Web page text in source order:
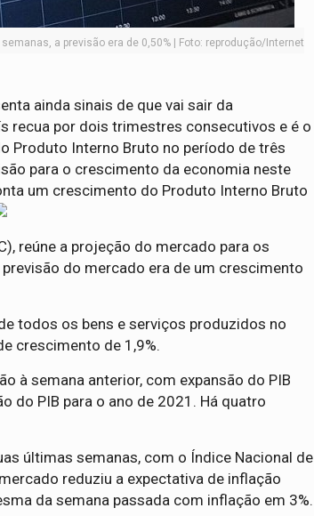
a previsão era de 0,50% | Foto: reprodução/Internet
ainda sinais de que vai sair da
recua por dois trimestres consecutivos e é o
Produto Interno Bruto no período de três
para o crescimento da economia neste
um crescimento do Produto Interno Bruto
reúne a projeção do mercado para os
do mercado era de um crescimento
todos os bens e serviços produzidos no
crescimento de 1,9%.
à semana anterior, com expansão do PIB
do PIB para o ano de 2021. Há quatro
últimas semanas, com o Índice Nacional de
reduziu a expectativa de inflação
da semana passada com inflação em 3%.